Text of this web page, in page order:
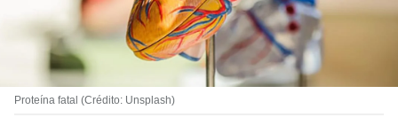
Proteína fatal (Crédito: Unsplash)